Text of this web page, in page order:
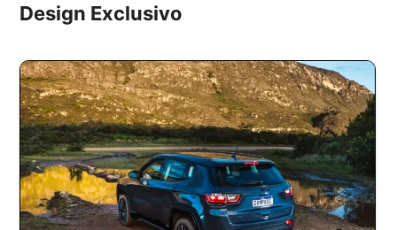
Design Exclusivo